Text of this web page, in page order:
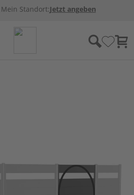
Mein Standort:Jetzt angeben